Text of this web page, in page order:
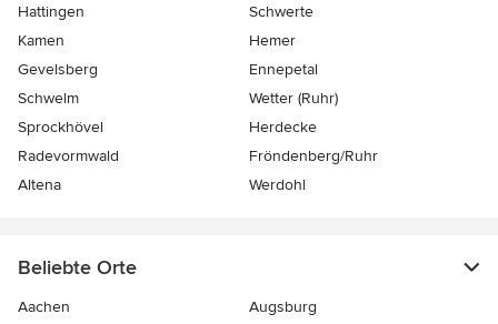
Hattingen
Schwerte
Kamen
Hemer
Gevelsberg
Ennepetal
Schwelm
Wetter (Ruhr)
Sprockhövel
Herdecke
Radevormwald
Fröndenberg/Ruhr
Altena
Werdohl
Beliebte Orte
Aachen
Augsburg